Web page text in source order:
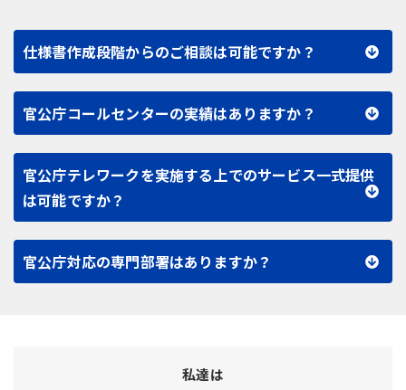
仕様書作成段階からのご相談は可能ですか？
官公庁コールセンターの実績はありますか？
官公庁テレワークを実施する上でのサービス一式提供
は可能ですか？
官公庁対応の専門部署はありますか？
私達は